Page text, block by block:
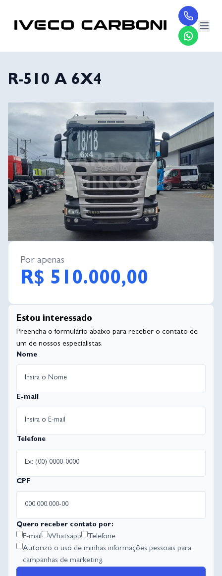
R-510 A 6X4
Por apenas
R$ 510.000,00
Estou interessado
Preencha o formulário abaixo para receber o contato de
um de nossos especialistas.
Nome
E-mail
Telefone
CPF
Quero receber contato por:
E-mail Whatsapp
Telefone
Autorizo o uso de minhas informações pessoais para
campanhas de marketing.